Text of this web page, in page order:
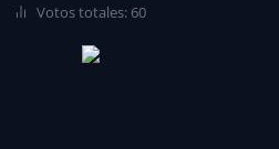
Votos totales: 60